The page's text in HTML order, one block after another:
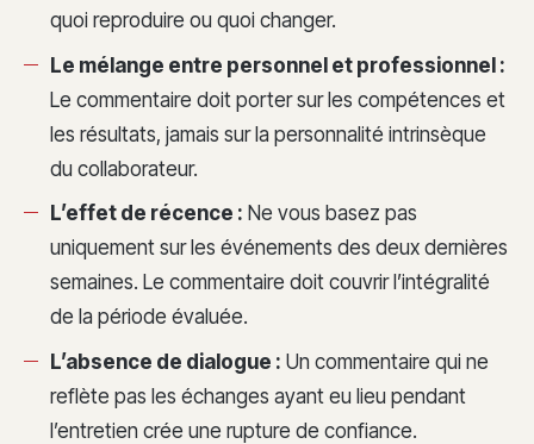
quoi reproduire ou quoi changer.
Le mélange entre personnel et professionnel :
Le commentaire doit porter sur les compétences et
les résultats, jamais sur la personnalité intrinsèque
du collaborateur.
L’effet de récence : Ne vous basez pas
uniquement sur les événements des deux dernières
semaines. Le commentaire doit couvrir l’intégralité
de la période évaluée.
L’absence de dialogue : Un commentaire qui ne
reflète pas les échanges ayant eu lieu pendant
l’entretien crée une rupture de confiance.